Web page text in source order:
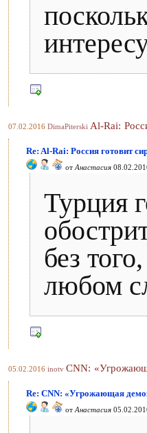
07.02.2016 DimaPiterski Al-Rai:
Re: Al-Rai: Россия готовит
от Анастасия
Турция
без
любом
05.02.2016 inotv CNN:
Re: CNN: «Угрожающая
от Анастасия